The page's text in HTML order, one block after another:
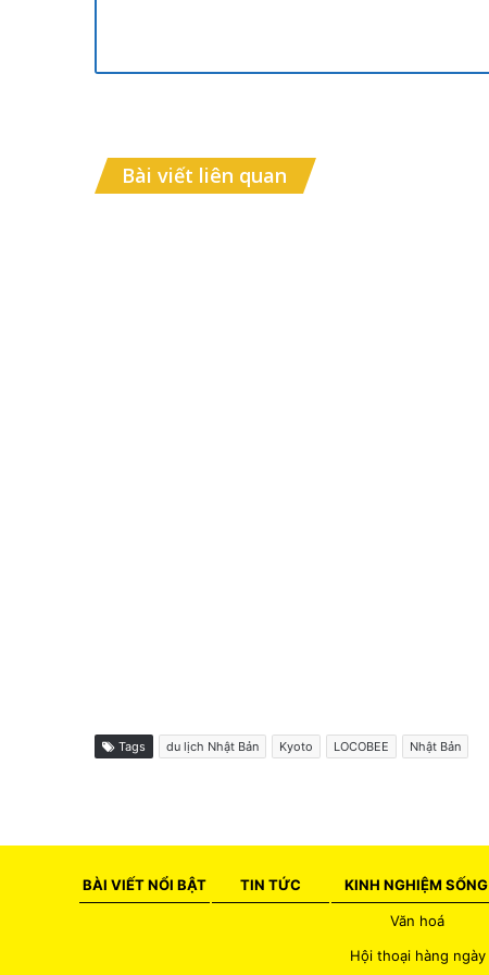
Bài viết liên quan
Tags du lịch Nhật Bản Kyoto LOCOBEE Nhật Bản
BÀI VIẾT NỔI BẬT TIN TỨC KINH NGHIỆM SỐNG
Văn hoá
Hội thoại hàng ngày